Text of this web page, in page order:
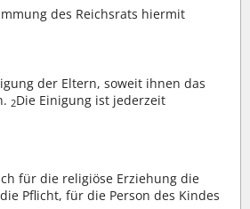
des Reichsrats hiermit
der Eltern, soweit ihnen das
2Die Einigung ist jederzeit
für die religiöse Erziehung die
Pflicht, für die Person des Kindes